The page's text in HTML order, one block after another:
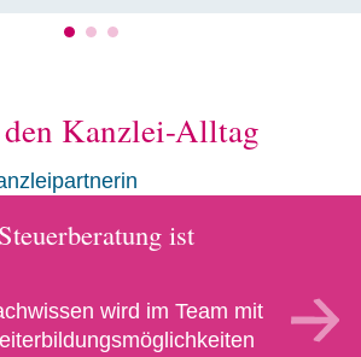
Kanzlei-Alltag
ist
wird im Team mit